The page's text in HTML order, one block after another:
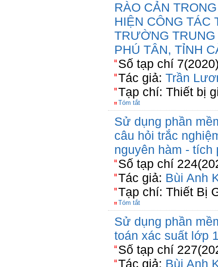
RÀO CẢN
HIỆN CÔNG
TRƯỜNG
PHÚ TÂN, TỈNH
Số tạp chí
Tác giả: Trần
Tạp chí: Thiết bị
Tóm tắt
Sử dụng phần
câu hỏi trắc
nguyên hàm - tích
Số tạp chí
Tác giả: Bùi Anh
Tạp chí: Thiết Bị
Tóm tắt
Sử dụng phần
toán xác suất lớp
Số tạp chí
Tác giả: Bùi Anh